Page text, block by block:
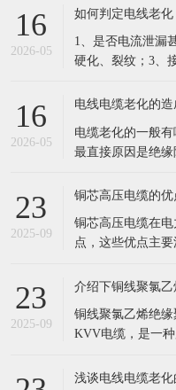
的凯发电线电缆，
应商。 公司现有六万余种线缆规格现货储备，覆
盖35KV高压电缆
16
2026-05
如何判定电线老化
1、是否电流泄漏
硬化、裂纹；3、
荷运行。超负荷运
集肤效应以及钢
会产乍附加热量，
16
2026-05
电缆老化的一般
最直接原因是绝缘
乎以下几种情况。 1、电缆老化原因:外力损伤。
展中的 海浦东，
机械损伤引起的
23
2025-09
铜芯高压电缆的优
铜芯高压电缆在
点，这些优点主
电阻率远低于铝
体来说，铜芯电缆
23
2025-09
介绍下铜线聚氯
铜线聚氯乙烯绝
KVV电缆，是一种
KVV电缆是一种由